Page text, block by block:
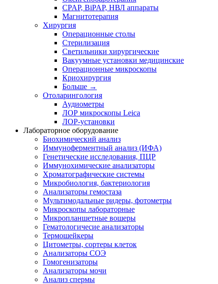
CPAP, BiPAP, НВЛ аппараты
Магнитотерапия
Хирургия
Операционные столы
Стерилизация
Светильники хирургические
Вакуумные установки медицинские
Операционные микроскопы
Криохирургия
Больше →
Отоларингология
Аудиометры
ЛОР микроскопы Leica
ЛОР-установки
Лабораторное оборудование
Биохимический анализ
Иммуноферментный анализ (ИФА)
Генетические исследования, ПЦР
Иммунохимические анализаторы
Хроматографические системы
Микробиология, бактериология
Анализаторы гемостаза
Мультимодальные ридеры, фотометры
Микроскопы лабораторные
Микропланшетные вошеры
Гематологичесие анализаторы
Термошейкеры
Цитометры, сортеры клеток
Анализаторы СОЭ
Гомогенизаторы
Анализаторы мочи
Анализ спермы